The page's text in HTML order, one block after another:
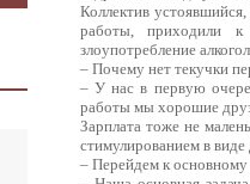
Коллектив
работы, приходили
злоупотребление
– Почему нет текучки
– У нас в первую
работы мы хорошие
Зарплата тоже не
стимулированием в виде
– Перейдем к